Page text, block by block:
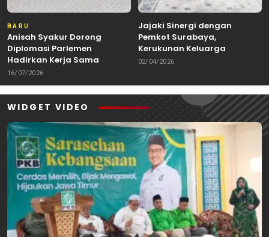
BARU
Anisah Syakur Dorong
Diplomasi Parlemen
Hadirkan Kerja Sama
Internasional yang
Berdampak bagi Kota Depok
16/07/2026
Jajaki Sinergi dengan
Pemkot Surabaya,
Kerukunan Keluarga
Kalimantan Dorong
Kuliner Nusantara
02/04/2026
WIDGET VIDEO